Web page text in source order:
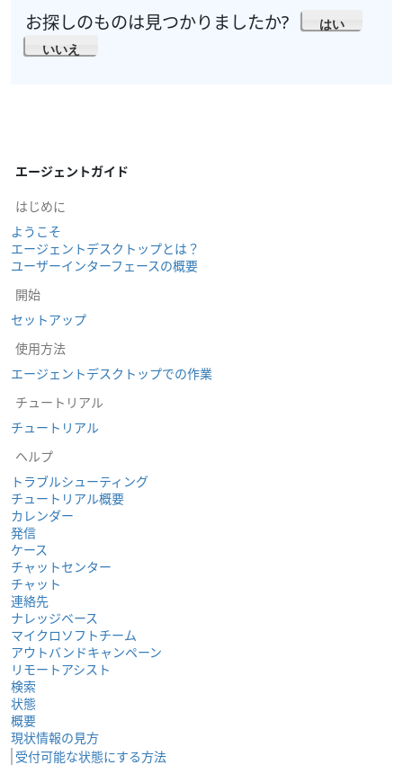
お探しのものは見つかりましたか?
はい
いいえ
エージェントガイド
はじめに
ようこそ
エージェントデスクトップとは？
ユーザーインターフェースの概要
開始
セットアップ
使用方法
エージェントデスクトップでの作業
チュートリアル
チュートリアル
ヘルプ
トラブルシューティング
チュートリアル概要
カレンダー
発信
ケース
チャットセンター
チャット
連絡先
ナレッジベース
マイクロソフトチーム
アウトバンドキャンペーン
リモートアシスト
検索
状態
概要
現状情報の見方
受付可能な状態にする方法